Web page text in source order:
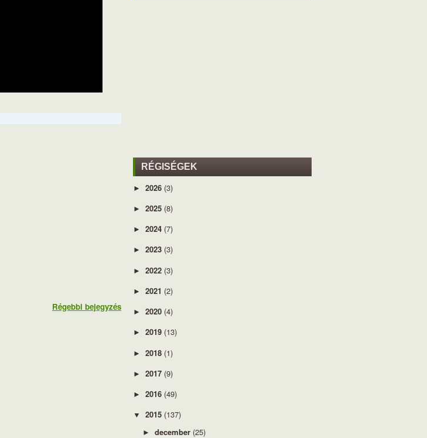
Régebbi bejegyzés
RÉGISÉGEK
► 2026 (3)
► 2025 (8)
► 2024 (7)
► 2023 (3)
► 2022 (3)
► 2021 (2)
► 2020 (4)
► 2019 (13)
► 2018 (1)
► 2017 (9)
► 2016 (49)
▼ 2015 (137)
► december (25)